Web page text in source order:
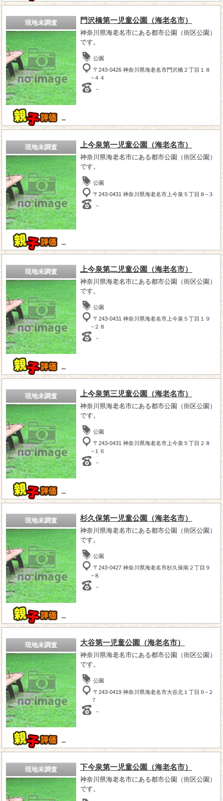
現地未調査
－
門沢橋第一児童公園（海老名市）
神奈川県海老名市にある都市公園（街区公園）
です。
公園
〒243-0426 神奈川県海老名市門沢橋２丁目１８
−４４
－
現地未調査
－
上今泉第一児童公園（海老名市）
神奈川県海老名市にある都市公園（街区公園）
です。
公園
〒243-0431 神奈川県海老名市上今泉５丁目８−３
－
現地未調査
－
上今泉第二児童公園（海老名市）
神奈川県海老名市にある都市公園（街区公園）
です。
公園
〒243-0431 神奈川県海老名市上今泉５丁目１９
−２８
－
現地未調査
－
上今泉第三児童公園（海老名市）
神奈川県海老名市にある都市公園（街区公園）
です。
公園
〒243-0431 神奈川県海老名市上今泉５丁目２８
−１６
－
現地未調査
－
杉久保第一児童公園（海老名市）
神奈川県海老名市にある都市公園（街区公園）
です。
公園
〒243-0427 神奈川県海老名市杉久保南２丁目９
−８
－
現地未調査
－
大谷第一児童公園（海老名市）
神奈川県海老名市にある都市公園（街区公園）
です。
公園
〒243-0419 神奈川県海老名市大谷北１丁目９−２
７
－
現地未調査 下今泉第一児童公園（海老名市）
神奈川県海老名市にある都市公園（街区公園）
です。